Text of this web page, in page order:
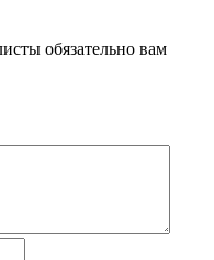
обязательно вам